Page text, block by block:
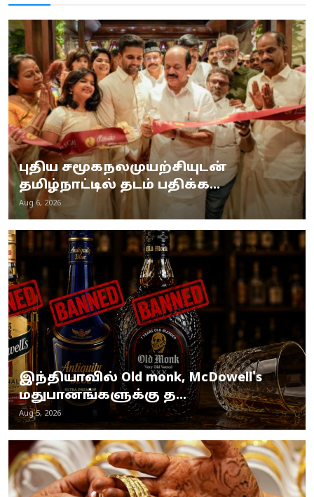
புதிய சமூகநலமுயற்சியுடன்
தமிழ்நாட்டில் தடம் பதிக்க...
Aug 6, 2026
இந்தியாவில் Old monk, McDowell's
மதுபானங்களுக்கு த...
Aug 5, 2026